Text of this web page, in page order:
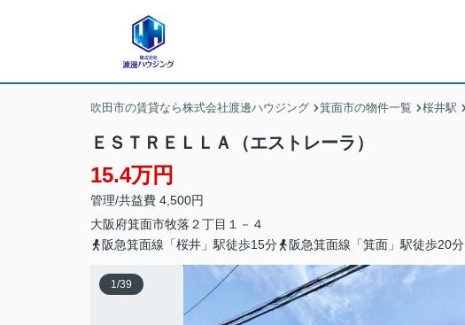
吹田市の賃貸なら株式会社渡邊ハウジング 箕面市の物件一覧 桜井駅
ＥＳＴＲＥＬＬＡ（エストレーラ）
15.4万円
管理/共益費 4,500円
大阪府箕面市牧落 ２丁目１－４
阪急箕面線「桜井」駅徒歩15分
阪急箕面線「箕面」駅徒歩20分
1/39